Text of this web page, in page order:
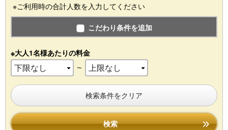
※ご利用時の合計人数を入力してください
こだわり条件を追加
※大人1名様あたりの料金
～
検索条件をクリア
検索